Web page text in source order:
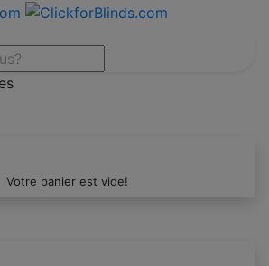
Votre panier est vide!